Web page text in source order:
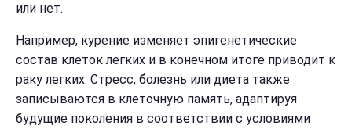
или нет.
Например, курение изменяет эпигенетические
состав клеток легких и в конечном итоге приводит к
раку легких. Стресс, болезнь или диета также
записываются в клеточную память, адаптируя
будущие поколения в соответствии с условиями